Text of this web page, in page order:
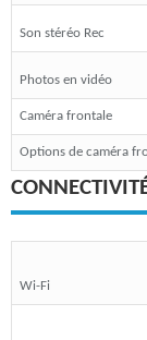
Son stéréo Rec
Photos en vidéo
Caméra frontale
Options de caméra
Wi-Fi